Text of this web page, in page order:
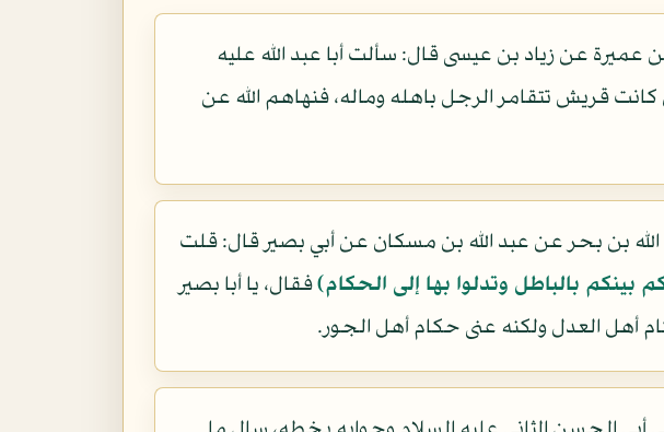
عن زياد بن عيسى قال: سألت أبا عبد الله عليه
كانت قريش تتقامر الرجل باهله وماله، فنهاهم الله عن
بن بحر عن عبد الله بن مسكان عن أبي بصير قال: قلت
بينكم بالباطل وتدلوا بها إلى الحكام)فقال، يا أبا بصير
أهل العدل ولكنه عنى حكام أهل الجور.